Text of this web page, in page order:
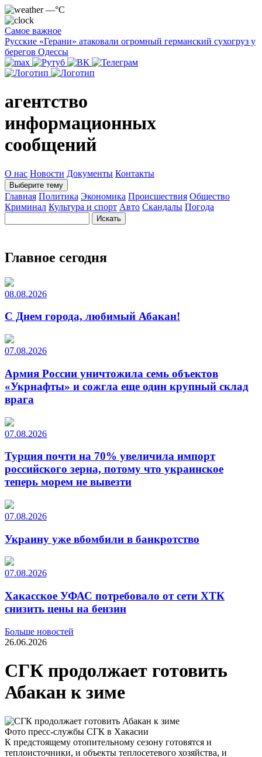
—°C
Самое важное
Русские «Герани» атаковали огромный германский сухогруз у
берегов Одессы
агентство
информационных
сообщений
О нас Новости Документы Контакты
Выберите тему
Главная Политика Экономика Происшествия Общество
Криминал Культура и спорт Авто Скандалы Погода
Главное сегодня
08.08.2026
С Днем города, любимый Абакан!
07.08.2026
Армия России уничтожила семь объектов
«Укрнафты» и сожгла еще один крупный склад
врага
07.08.2026
Турция почти на 70% увеличила импорт
российского зерна, потому что украинское
теперь морем не вывезти
07.08.2026
Украину уже вбомбили в банкротство
07.08.2026
Хакасское УФАС потребовало от сети ХТК
снизить цены на бензин
Больше новостей
26.06.2026
СГК продолжает готовить
Абакан к зиме
Фото пресс-службы СГК в Хакасии
К предстоящему отопительному сезону готовятся и
теплоисточники, и объекты теплосетевого хозяйства, и